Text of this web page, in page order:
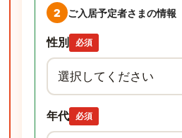
2 ご入居予定者さまの情報
性別 必須
年代 必須